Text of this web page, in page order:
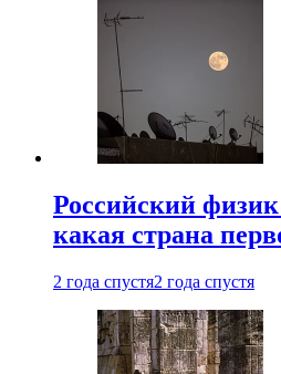
Российский физик
какая страна
2 года спустя2 года спустя